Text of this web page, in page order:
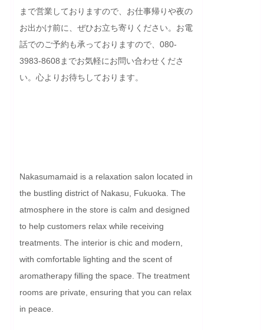
まで営業しておりますので、お仕事帰りや夜の
お出かけ前に、ぜひお立ち寄りください。お電
話でのご予約も承っておりますので、080-
3983-8608までお気軽にお問い合わせくださ
い。心よりお待ちしております。
Nakasumamaid is a relaxation salon located in
the bustling district of Nakasu, Fukuoka. The
atmosphere in the store is calm and designed
to help customers relax while receiving
treatments. The interior is chic and modern,
with comfortable lighting and the scent of
aromatherapy filling the space. The treatment
rooms are private, ensuring that you can relax
in peace.